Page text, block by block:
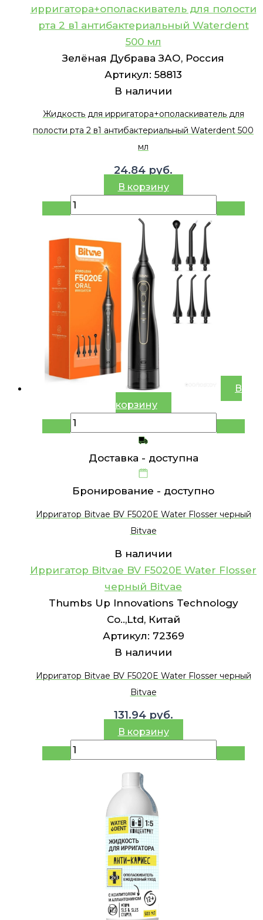
ирригатора+ополаскиватель для полости
рта 2 в1 антибактериальный Waterdent
500 мл
Зелёная Дубрава ЗАО, Россия
Артикул: 58813
В наличии
Жидкость для ирригатора+ополаскиватель для
полости рта 2 в1 антибактериальный Waterdent 500
мл
24.84 руб.
В корзину
В
корзину
Доставка - доступна
Бронирование - доступно
Ирригатор Bitvae BV F5020E Water Flosser черный
Bitvae
В наличии
Ирригатор Bitvae BV F5020E Water Flosser
черный Bitvae
Thumbs Up Innovations Technology
Co..,Ltd, Китай
Артикул: 72369
В наличии
Ирригатор Bitvae BV F5020E Water Flosser черный
Bitvae
131.94 руб.
В корзину